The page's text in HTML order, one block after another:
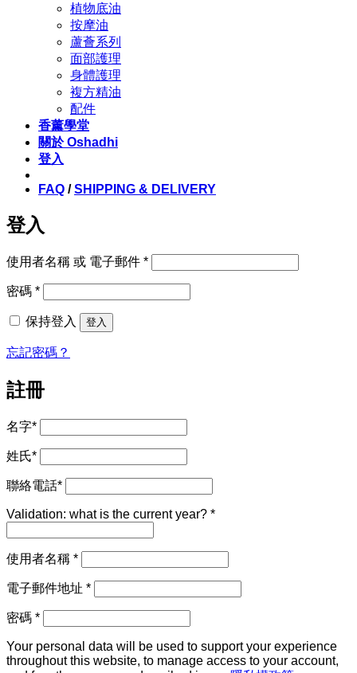
植物底油
按摩油
蘆薈系列
面部護理
身體護理
複方精油
配件
香薰學堂
關於 Oshadhi
登入
FAQ /SHIPPING & DELIVERY
登入
使用者名稱 或 電子郵件 *必
密碼 *必
保持登入
登入
忘記密碼？
註冊
名字*
姓氏*
聯絡電話*
Validation: what is the current year? *
使用者名稱 *必
電子郵件地址 *必
密碼 *必
Your personal data will be used to support your experience
throughout this website, to manage access to your account,